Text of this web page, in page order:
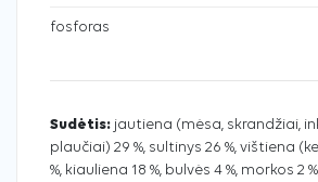
fosforas
Sudėtis: jautiena (mėsa, skrandžiai,
plaučiai) 29 %, sultinys 26 %, vištiena
%, kiauliena 18 %, bulvės 4 %, morkos 2